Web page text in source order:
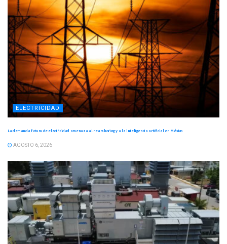
ELECTRICIDAD
La demanda futura de electricidad amenaza al nearshoring y a la inteligencia artificial en México
AGOSTO 6, 2026